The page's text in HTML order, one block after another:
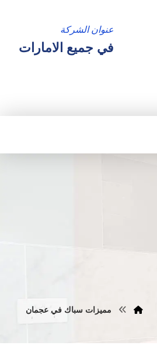
عنوان الشركة
في جميع الامارات
مميزات سباك في عجمان